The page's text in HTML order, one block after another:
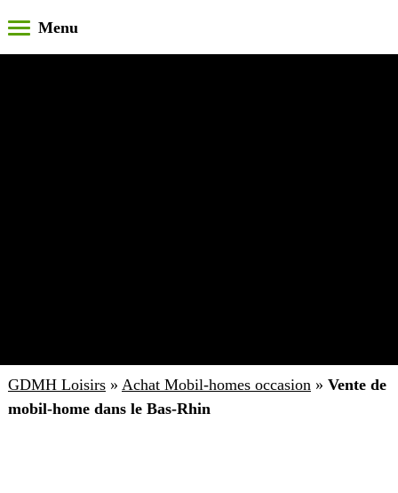
GDMH Loisirs » Achat Mobil-homes occasion » Vente de
mobil-home dans le Bas-Rhin